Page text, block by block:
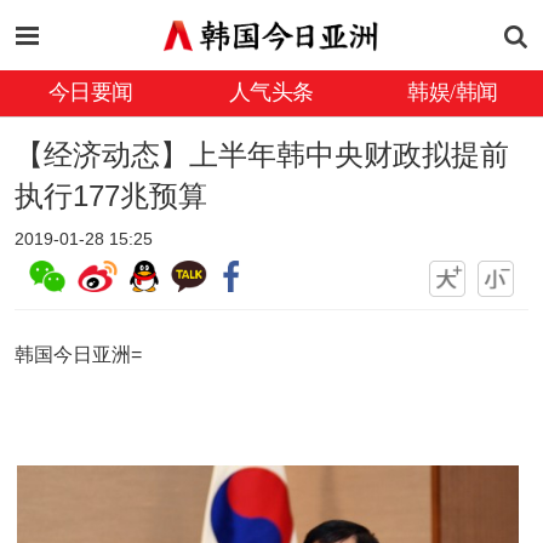
今日要闻 人气头条 韩娱/韩闻
【经济动态】上半年韩中央财政拟提前
执行177兆预算
2019-01-28 15:25
韩国今日亚洲=